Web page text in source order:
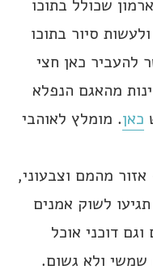
שכולל בתוכו
סיור בתוכו
להעביר כאן חצי
מהאגם הנפלא
כאן. מומלץ לאוהבי
אזור מהמם וצבעוני,
לשוק אמנים
דוכני אוכל
שמשי ולא גשום.